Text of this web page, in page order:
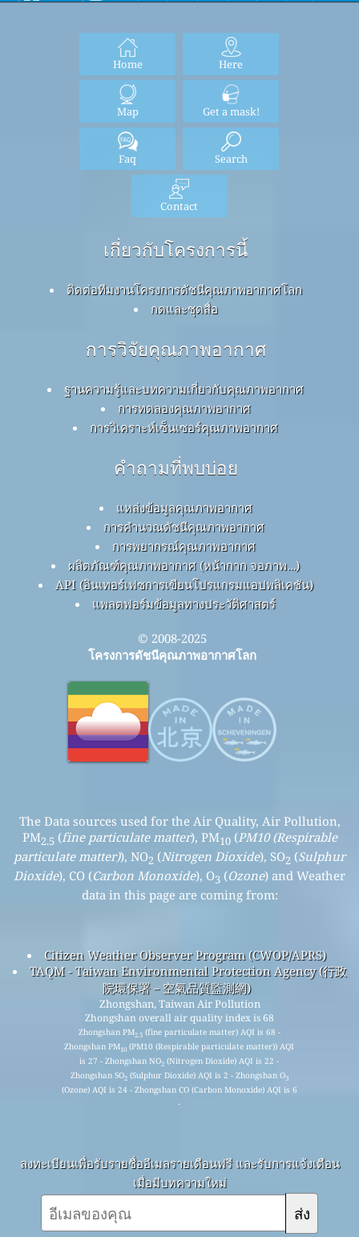
Home Here
Map Get a mask!
Faq Search
Contact
เกี่ยวกับโครงการนี้
ติดต่อทีมงานโครงการดัชนีคุณภาพอากาศโลก
กดและชุดสื่อ
การวิจัยคุณภาพอากาศ
ฐานความรู้และบทความเกี่ยวกับคุณภาพอากาศ
การทดลองคุณภาพอากาศ
การวิเคราะห์เซ็นเซอร์คุณภาพอากาศ
คำถามที่พบบ่อย
แหล่งข้อมูลคุณภาพอากาศ
การคำนวณดัชนีคุณภาพอากาศ
การพยากรณ์คุณภาพอากาศ
ผลิตภัณฑ์คุณภาพอากาศ (หน้ากาก จอภาพ…)
API (อินเทอร์เฟซการเขียนโปรแกรมแอปพลิเคชัน)
แพลตฟอร์มข้อมูลทางประวัติศาสตร์
© 2008-2025
โครงการดัชนีคุณภาพอากาศโลก
The Data sources used for the Air Quality, Air Pollution,
PM2.5 (fine particulate matter), PM10(PM10 (Respirable
particulate matter)), NO2 (Nitrogen Dioxide), SO2 (Sulphur
Dioxide), CO (Carbon Monoxide), O3 (Ozone) and Weather
data in this page are coming from:
Citizen Weather Observer Program (CWOP/APRS)
TAQM - Taiwan Environmental Protection Agency (行政
院環保署－空氣品質監測網)
Zhongshan, Taiwan Air Pollution
Zhongshan overall air quality index is 68
Zhongshan PM2.5(fine particulate matter) AQI is 68 -
Zhongshan PM10 (PM10 (Respirable particulate matter)) AQI
is 27 - Zhongshan NO2 (Nitrogen Dioxide) AQI is 22 -
Zhongshan SO2(Sulphur Dioxide) AQI is 2 - Zhongshan O3
(Ozone) AQI is 24 - Zhongshan CO (Carbon Monoxide) AQI is 6
-
ลงทะเบียนเพื่อรับรายชื่ออีเมลรายเดือนฟรี และรับการแจ้งเตือน
เมื่อมีบทความใหม่
ส่ง